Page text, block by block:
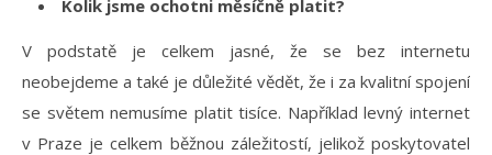
Kolik jsme ochotni měsíčně platit?
V podstatě je celkem jasné, že se bez internetu
neobejdeme a také je důležité vědět, že i za kvalitní spojení
se světem nemusíme platit tisíce. Napříkladlevný internet
v Praze je celkem běžnou záležitostí, jelikož poskytovatel